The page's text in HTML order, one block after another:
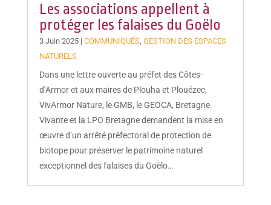
Les associations appellent à
protéger les falaises du Goëlo
3 Juin 2025| COMMUNIQUÉS, GESTION DES ESPACES
NATURELS
Dans une lettre ouverte au préfet des Côtes-
d’Armor et aux maires de Plouha et Plouézec,
VivArmor Nature, le GMB, le GEOCA, Bretagne
Vivante et la LPO Bretagne demandent la mise en
œuvre d’un arrêté préfectoral de protection de
biotope pour préserver le patrimoine naturel
exceptionnel des falaises du Goëlo…